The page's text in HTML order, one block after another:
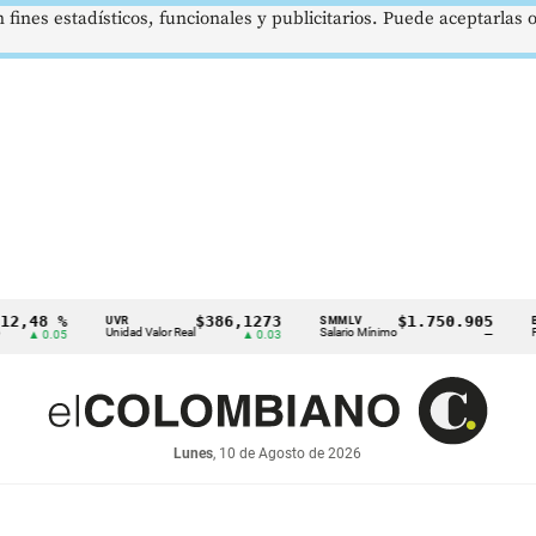
UVR
Unidad Valor Real
$386,1273
▲ 0.03
SMMLV
Salario Mínimo
$1.750.905 BRENT
Petróleo
Lunes, 10 de Agosto de 2026
estadísticos, funcionales y publicitarios. Puede aceptarlas